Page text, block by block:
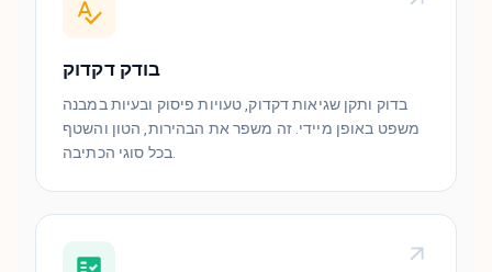
בודק דקדוק
בדוק ותקן שגיאות דקדוק, טעויות פיסוק ובעיות במבנה
משפט באופן מיידי. זה משפר את הבהירות, הטון והשטף
בכל סוגי הכתיבה.